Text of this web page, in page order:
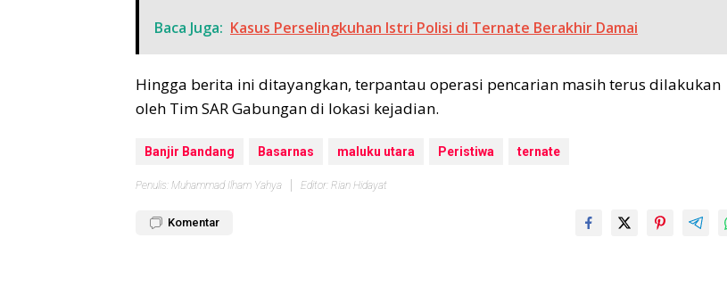
Baca Juga: Kasus Perselingkuhan Istri Polisi di Ternate Berakhir Damai
Hingga berita ini ditayangkan, terpantau operasi pencarian masih terus dilakukan
oleh Tim SAR Gabungan di lokasi kejadian.
Banjir Bandang Basarnas maluku utara Peristiwa ternate
Penulis: Muhammad Ilham Yahya Editor: Rian Hidayat
Komentar